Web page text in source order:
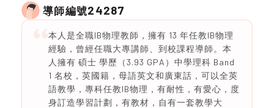
導師編號24287
本人是全職IB物理教師，擁有 13 年任教IB物理
經驗，曾經任職大專講師、到校課程導師。本
人擁有 碩士 學歷（3.93 GPA）中學理科 Band
1 名校，英國籍，母語英文和廣東話，可以全英
語教學，專科任教IB物理，有耐性，有愛心，度
身訂造學習計劃，有教材，自有一套教學大